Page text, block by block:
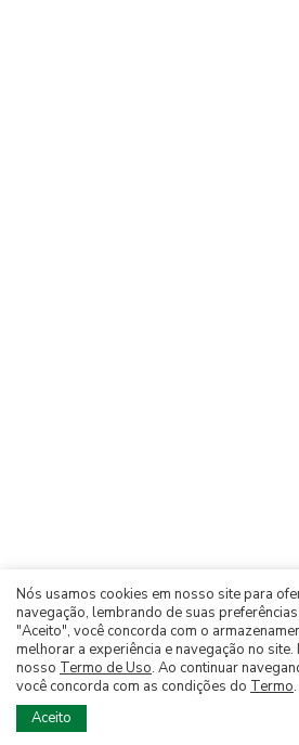
Nós usamos cookies em nosso site para
navegação, lembrando de suas
"Aceito", você concorda com o
melhorar a experiência e navegação no
nosso Termo de Uso. Ao continuar
você concorda com as condições do Termo.
Aceito